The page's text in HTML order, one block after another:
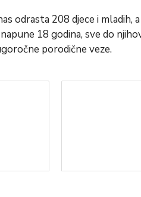
odrasta 208 djece i
18 godina, sve do
porodične veze.